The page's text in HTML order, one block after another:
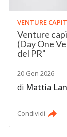
VENTURE
Venture
(Day One
del PR"
20 Gen 2026
di Mattia
Condividi